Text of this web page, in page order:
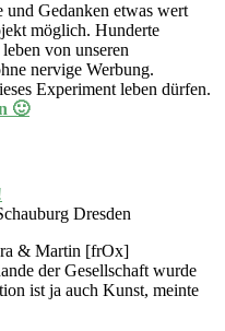
Gedanken etwas wert
möglich. Hunderte
von unseren
nervige Werbung.
Experiment leben dürfen.
🙂
Dresden
& Martin [frOx]
der Gesellschaft wurde
ist ja auch Kunst, meinte